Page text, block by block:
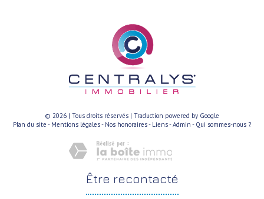
© 2026 | Tous droits réservés | Traduction powered by Google
Plan du site - Mentions légales- Nos honoraires- Liens-Admin - Qui sommes-nous ?
être recontacté